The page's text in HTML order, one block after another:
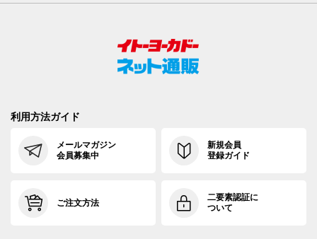
利用方法ガイド
メールマガジン
会員募集中
新規会員
登録ガイド
ご注文方法
二要素認証に
ついて